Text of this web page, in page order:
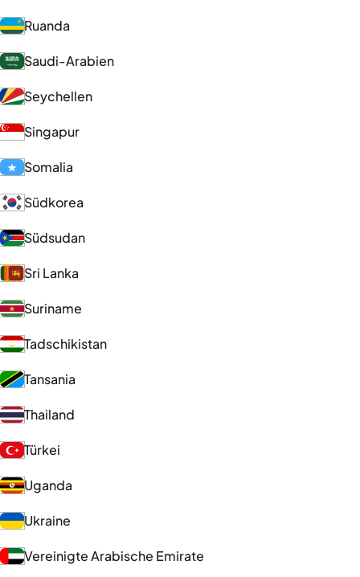
Ruanda
Saudi-Arabien
Seychellen
Singapur
Somalia
Südkorea
Südsudan
Sri Lanka
Suriname
Tadschikistan
Tansania
Thailand
Türkei
Uganda
Ukraine
Vereinigte Arabische Emirate